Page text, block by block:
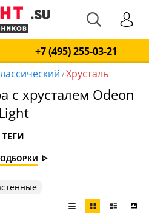
+7 (495) 255-03-21
/Хрусталь
с хрусталем Odeon
Light
ТЕГИ